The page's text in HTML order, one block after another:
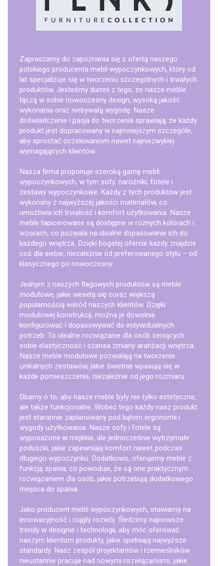
Zapraszamy do zapoznania się z ofertą naszego
polskiego producenta mebli wypoczynkowych, który od
lat specjalizuje się w tworzeniu szczególnych i trwałych
produktów. Jesteśmy dumni z tego, że nasze meble
łączą w sobie nowoczesny design, wysoką jakość
wykonania oraz niebywałą wygodę. Nasze
doświadczenie i pasja do tworzenia sprawiają, że każdy
produkt jest dopracowany w najmniejszym szczególe,
aby sprostać oczekiwaniom nawet najniezwyklej
wymagających klientów.
Nasza firma proponuje szeroką gamę mebli
wypoczynkowych, w tym sofy, narożniki, fotele i
zestawy wypoczynkowe. Każdy z tych produktów jest
wykonany z najwyższej jakości materiałów, co
umożliwia ich trwałość i komfort użytkowania. Nasze
meble tapicerowane są dostępne w różnych kolorach i
wzorach, co pozwala na idealne dopasowanie ich do
każdego wnętrza. Dzięki bogatej ofercie każdy znajdzie
coś dla siebie, niezależnie od preferowanego stylu – od
klasycznego po nowoczesny.
Jednym z naszych flagowych produktów są meble
modułowe, jakie weselą się coraz większą
popularnością wśród naszych klientów. Dzięki
modułowej konstrukcji, można je dowolnie
konfigurować i dopasowywać do indywidualnych
potrzeb. To idealne rozwiązanie dla osób ceniących
sobie elastyczność i szansa zmiany aranżacji wnętrza.
Nasze meble modułowe pozwalają na tworzenie
unikalnych zestawów, jakie świetnie wpasują się w
każde pomieszczenie, niezależnie od jego rozmiaru.
Dbamy o to, aby nasze meble były nie tylko estetyczne,
ale także funkcjonalne. Wobec tego każdy nasz produkt
jest starannie zaplanowany pod kątem ergonomii i
wygody użytkowania. Nasze sofy i fotele są
wyposażone w miękkie, ale jednocześnie wytrzymałe
poduszki, jakie zapewniają komfort nawet podczas
długiego wypoczynku. Dodatkowo, oferujemy meble z
funkcją spania, co powoduje, że są one praktycznym
rozwiązaniem dla osób, jakie potrzebują dodatkowego
miejsca do spania.
Jako producent mebli wypoczynkowych, stawiamy na
innowacyjność i ciągły rozwój. Śledzimy najnowsze
trendy w designie i technologii, aby móc oferować
naszym klientom produkty, jakie spełniają najwyższe
standardy. Nasz zespół projektantów i rzemieślników
nieustannie pracuje nad nowymi rozwiązaniami, jakie